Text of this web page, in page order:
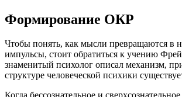
Формирование ОКР
Чтобы понять, как мысли превращаются в
импульсы, стоит обратиться к учению
знаменитый психолог описал механизм,
структуре человеческой психики